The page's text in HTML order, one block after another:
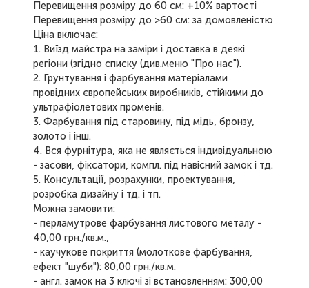
Перевищення розміру до 60 см: +10% вартості
Перевищення розміру до >60 см: за домовленістю
Ціна включає:
1. Виїзд майстра на заміри і доставка в деякі
регіони (згідно списку (див.меню "Про нас").
2. Грунтування і фарбування матеріалами
провідних європейських виробників, стійкими до
ультрафіолетових променів.
3. Фарбування під старовину, під мідь, бронзу,
золото і інш.
4. Вся фурнітура, яка не являється індивідуальною
- засови, фіксатори, компл. під навісний замок і тд.
5. Консультації, розрахунки, проектування,
розробка дизайну і тд. і тп.
Можна замовити:
- перламутрове фарбування листового металу -
40,00 грн./кв.м.,
- каучукове покриття (молоткове фарбування,
ефект "шуби"): 80,00 грн./кв.м.
- англ. замок на 3 ключі зі встановленням: 300,00